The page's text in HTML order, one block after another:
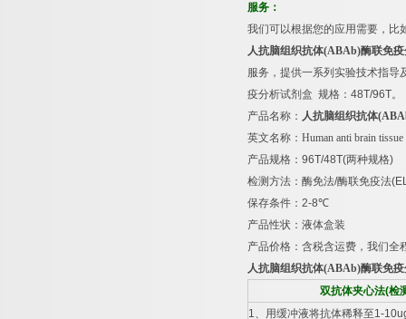
服务：
我们可以根据您的应用需要，比
人抗脑组织抗体(ABAb)酶联免
服务，提供一系列实验技术指导
疫分析试剂盒 规格： 48T/96T。
产品名称： 人抗脑组织抗体
英文名称： Human anti brain
产品规格： 96T/48T(两种规格)
检测方法：酶免法/酶联免疫法
保存条件： 2-8℃
产品性状：液体盒装
产品价格：含税含运费，我们全
人抗脑组织抗体(ABAb)酶联免
双抗体夹心法(检
1、用缓冲液将抗体稀释至1-